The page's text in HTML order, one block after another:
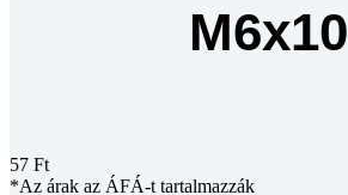
M6x10
57 Ft
*Az árak az ÁFÁ-t tartalmazzák